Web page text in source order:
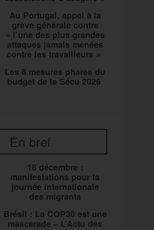
Au Portugal, appel à la
grève générale contre
« l’une des plus grandes
attaques jamais menées
contre les travailleurs »
Les 8 mesures phares du
budget de la Sécu 2026
En bref
18 décembre :
manifestations pour la
journée internationale
des migrants
Brésil : La COP30 est une
mascarade – L’Actu des